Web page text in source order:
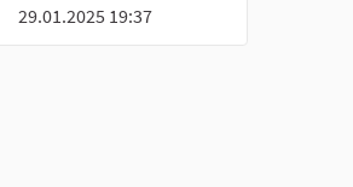
29.01.2025 19:37